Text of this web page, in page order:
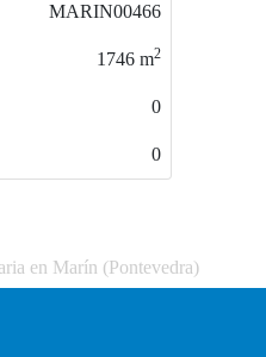
MARIN00466
1746 m2
0
0
en Marín (Pontevedra)